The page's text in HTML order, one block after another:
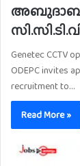
Genetec CCTV
ODEPC invites
recruitment to…
Read More »